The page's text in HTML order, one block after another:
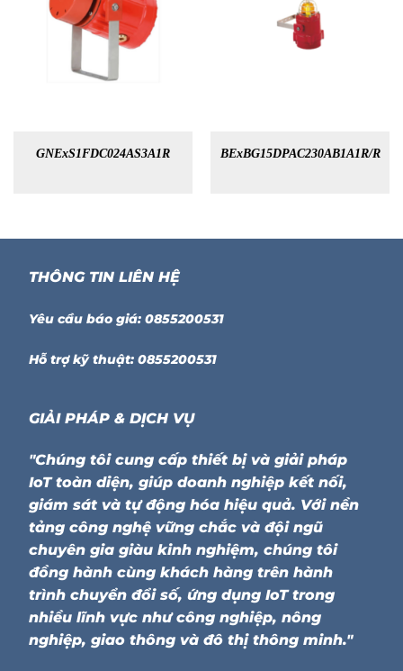
GNExS1FDC024AS3A1R BExBG15DPAC230AB1A1R/R
THÔNG TIN LIÊN HỆ
Yêu cầu báo giá: 0855200531
Hỗ trợ kỹ thuật: 0855200531
GIẢI PHÁP & DỊCH VỤ
"Chúng tôi cung cấp thiết bị và giải pháp
IoT toàn diện, giúp doanh nghiệp kết nối,
giám sát và tự động hóa hiệu quả. Với nền
tảng công nghệ vững chắc và đội ngũ
chuyên gia giàu kinh nghiệm, chúng tôi
đồng hành cùng khách hàng trên hành
trình chuyển đổi số, ứng dụng IoT trong
nhiều lĩnh vực như công nghiệp, nông
nghiệp, giao thông và đô thị thông minh."